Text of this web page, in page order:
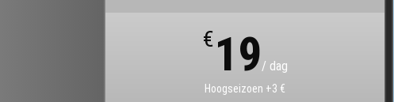
€19/ dag
Hoogseizoen +3 €